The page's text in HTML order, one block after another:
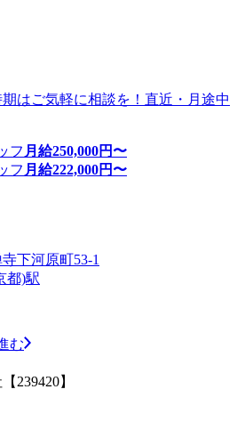
期はご気軽に相談を！直近・月途中
フ 月給250,000円〜
フ 月給222,000円〜
下河原町53-1
都)駅
む
239420】